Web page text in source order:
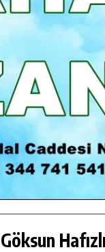
Göksun
AKIŞI
KAMPINDA